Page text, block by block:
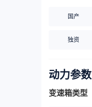
国产
独资
动力参数
变速箱类型